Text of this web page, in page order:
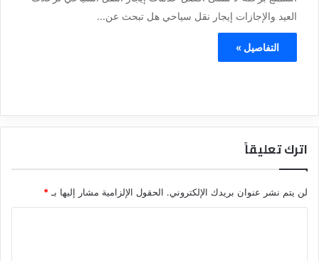
العيد والإجازات إيجار نقل سياحي هل تبحث عن...
التفاصيل »
اترك تعليقاً
لن يتم نشر عنوان بريدك الإلكتروني. الحقول الإلزامية مشار إليها بـ *